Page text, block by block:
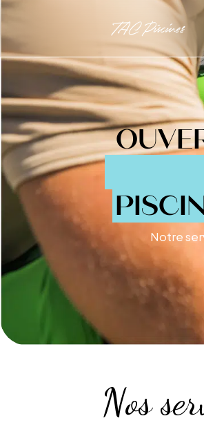
TAC Piscines
Notre
Nos